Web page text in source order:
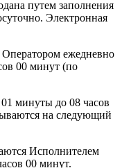
путем заполнения
Электронная
ежедневно
00 минут (по
минуты до 08 часов
на следующий
Исполнителем
00 минут.